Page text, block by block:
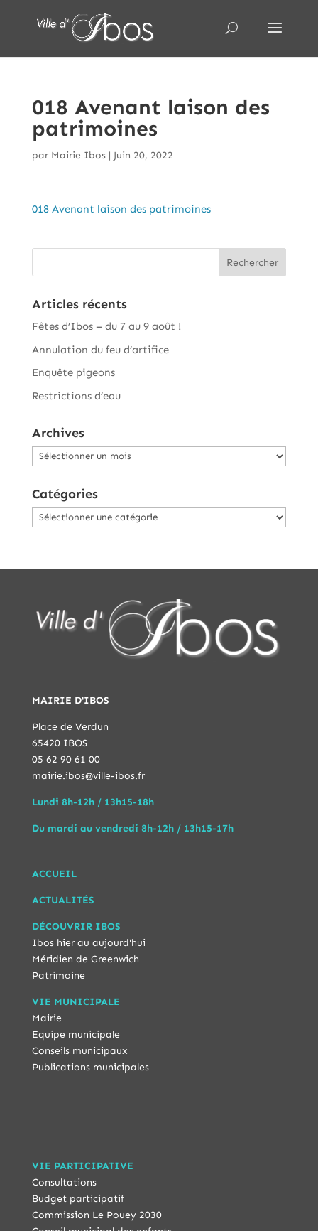
018 Avenant laison des
patrimoines
par Mairie Ibos| Juin 20, 2022
018 Avenant laison des patrimoines
Articles récents
Fêtes d’Ibos – du 7 au 9 août !
Annulation du feu d’artifice
Enquête pigeons
Restrictions d’eau
Archives
Archives
Catégories
Catégories
MAIRIE D'IBOS
Place de Verdun
65420 IBOS
05 62 90 61 00
mairie.ibos@ville-ibos.fr
Lundi 8h-12h / 13h15-18h
Du mardi au vendredi 8h-12h / 13h15-17h
ACCUEIL
ACTUALITÉS
DÉCOUVRIR IBOS
Ibos hier au aujourd'hui
Méridien de Greenwich
Patrimoine
VIE MUNICIPALE
Mairie
Equipe municipale
Conseils municipaux
Publications municipales
VIE PARTICIPATIVE
Consultations
Budget participatif
Commission Le Pouey 2030